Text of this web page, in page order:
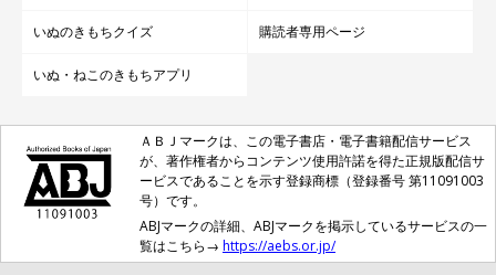
いぬのきもちクイズ 購読者専用ページ
いぬ・ねこのきもちアプリ
ＡＢＪマークは、この電子書店・電子書籍配信サービス
が、著作権者からコンテンツ使用許諾を得た正規版配信サ
ービスであることを示す登録商標（登録番号 第11091003
号）です。
ABJマークの詳細、ABJマークを掲示しているサービスの一
覧はこちら→ https://aebs.or.jp/